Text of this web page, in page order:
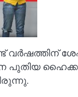
വർഷത്തിന്
പുതിയ